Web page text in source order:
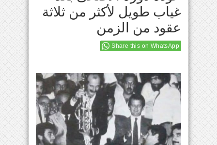
غياب طويل لأكثر من ثلاثة
عقود من الزمن
Share this on WhatsApp